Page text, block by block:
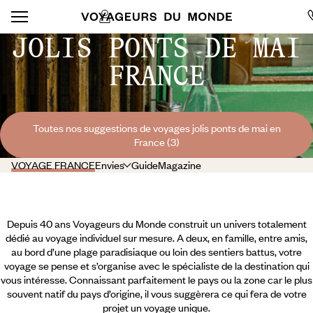
JOLIS PONTS DE MAI
FRANCE
Toutes nos suggestions de voyages jolis ponts de mai en
France (3)
VOYAGE FRANCEEnvies GuideMagazine
Depuis 40 ans Voyageurs du Monde construit un univers totalement
dédié au voyage individuel sur mesure. A deux, en famille, entre amis,
au bord d’une plage paradisiaque ou loin des sentiers battus, votre
voyage se pense et s’organise avec le spécialiste de la destination qui
vous intéresse. Connaissant parfaitement le pays ou la zone car le plus
souvent natif du pays d’origine, il vous suggèrera ce qui fera de votre
projet un voyage unique.